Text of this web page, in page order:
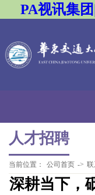
PA视讯集
人才招聘
当前位置： 公司首页 -> 联
深耕当下，